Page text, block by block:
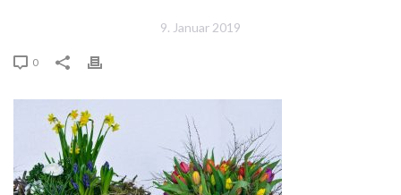
9. Januar 2019
0